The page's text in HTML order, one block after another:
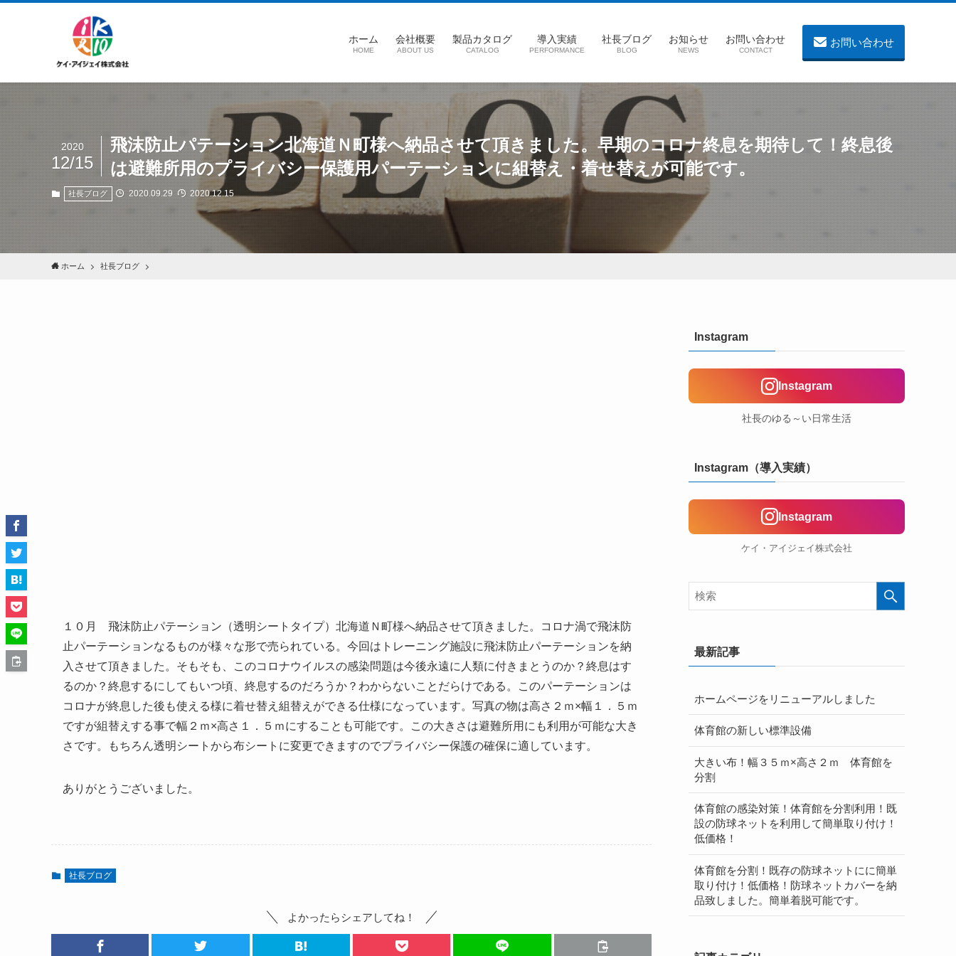
ホーム
HOME
会社概要
ABOUT US
製品カタログ
CATALOG
導入実績
PERFORMANCE
社長ブログ
BLOG
お知らせ
NEWS
お問い合わせ
CONTACT
お問い合わせ
飛沫防止パテーション北海道Ｎ町様へ納品させて頂きました。早期のコロナ終息を期待して！終息後
は避難所用のプライバシー保護用パーテーションに組替え・着せ替えが可能です。
2020
12/15
社長ブログ 2020.09.29 2020.12.15
ホーム 社長ブログ
１０月 飛沫防止パテーション（透明シートタイプ）北海道Ｎ町様へ納品させて頂きました。コロナ渦で飛沫防
止パーテーションなるものが様々な形で売られている。今回はトレーニング施設に飛沫防止パーテーションを納
入させて頂きました。そもそも、このコロナウイルスの感染問題は今後永遠に人類に付きまとうのか？終息はす
るのか？終息するにしてもいつ頃、終息するのだろうか？わからないことだらけである。このパーテーションは
コロナが終息した後も使える様に着せ替え組替えができる仕様になっています。写真の物は高さ２ｍ×幅１．５ｍ
ですが組替えする事で幅２ｍ×高さ１．５ｍにすることも可能です。この大きさは避難所用にも利用が可能な大き
さです。もちろん透明シートから布シートに変更できますのでプライバシー保護の確保に適しています。
ありがとうございました。
社長ブログ
よかったらシェアしてね！
Instagram
Instagram
社長のゆる～い日常生活
Instagram（導入実績）
Instagram
ケイ・アイジェイ株式会社
最新記事
ホームページをリニューアルしました
体育館の新しい標準設備
大きい布！幅３５ｍ×高さ２ｍ 体育館を
分割
体育館の感染対策！体育館を分割利用！既
設の防球ネットを利用して簡単取り付け！
低価格！
体育館を分割！既存の防球ネットにに簡単
取り付け！低価格！防球ネットカバーを納
品致しました。簡単着脱可能です。